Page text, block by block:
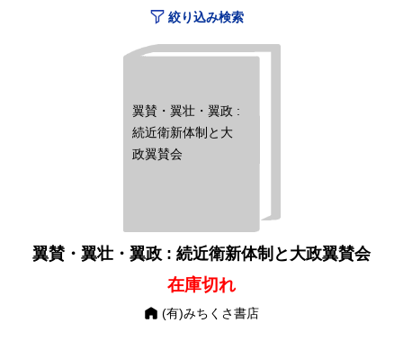
絞り込み検索
翼賛・翼壮・翼政 :
続近衛新体制と大
政翼賛会
翼賛・翼壮・翼政 : 続近衛新体制と大政翼賛会
在庫切れ
(有)みちくさ書店